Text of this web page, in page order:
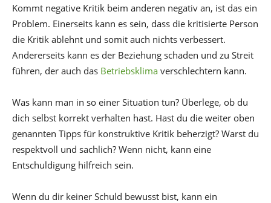
Kommt negative Kritik beim anderen negativ an, ist das ein
Problem. Einerseits kann es sein, dass die kritisierte Person
die Kritik ablehnt und somit auch nichts verbessert.
Andererseits kann es der Beziehung schaden und zu Streit
führen, der auch das Betriebsklima verschlechtern kann.
Was kann man in so einer Situation tun? Überlege, ob du
dich selbst korrekt verhalten hast. Hast du die weiter oben
genannten Tipps für konstruktive Kritik beherzigt? Warst du
respektvoll und sachlich? Wenn nicht, kann eine
Entschuldigung hilfreich sein.
Wenn du dir keiner Schuld bewusst bist, kann ein